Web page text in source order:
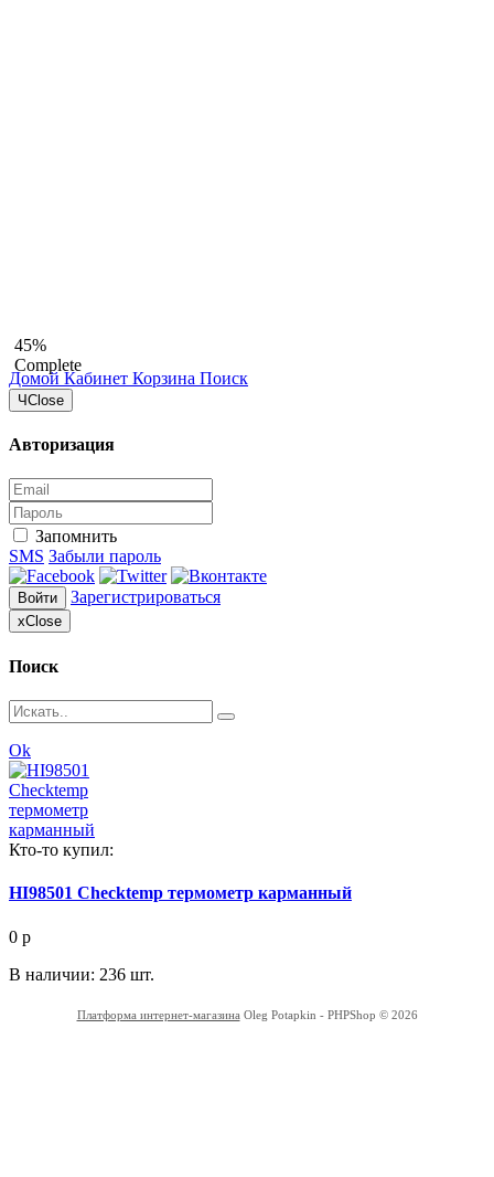
45%
Complete
Домой Кабинет Корзина Поиск
ЧClose
Авторизация
Запомнить
SMS Забыли пароль
Войти Зарегистрироваться
xClose
Поиск
Ok
Кто-то купил:
HI98501 Checktemp термометр карманный
0 p
В наличии: 236 шт.
Платформа интернет-магазина Oleg Potapkin - PHPShop © 2026